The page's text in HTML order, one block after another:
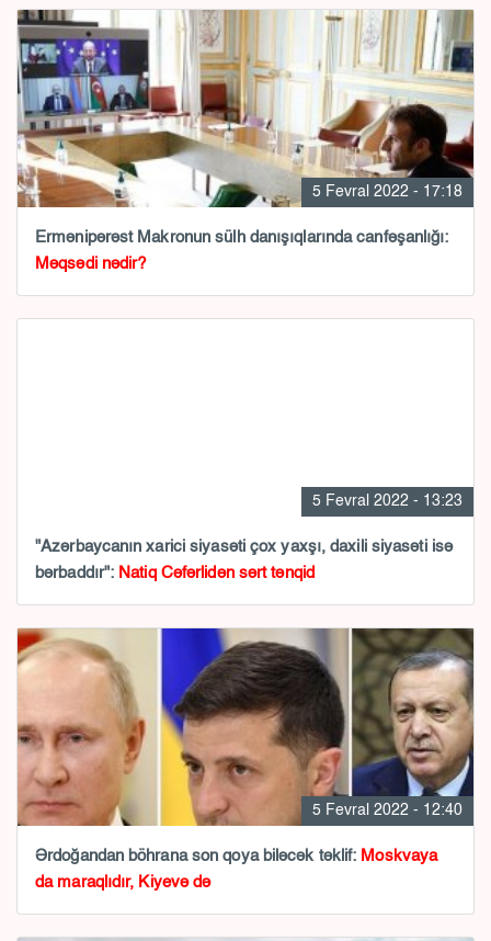
5 Fevral 2022 - 17:18
Ermənipərəst Makronun sülh danışıqlarında canfəşanlığı:
Məqsədi nədir?
5 Fevral 2022 - 13:23
"Azərbaycanın xarici siyasəti çox yaxşı, daxili siyasəti isə
bərbaddır": Natiq Cəfərlidən sərt tənqid
5 Fevral 2022 - 12:40
Ərdoğandan böhrana son qoya biləcək təklif: Moskvaya
da maraqlıdır, Kiyevə də